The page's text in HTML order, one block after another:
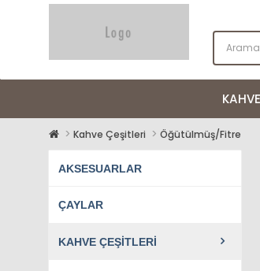
Kahve Çeşitleri Öğütülmüş/Fitre
AKSESUARLAR
ÇAYLAR
KAHVE ÇEŞITLERI